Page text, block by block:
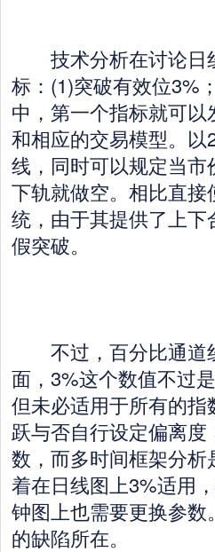
技术分析在讨论日
标：(1)突破有效位3%
中，第一个指标就可
和相应的交易模型。
线，同时可以规定当
下轨就做空。相比直
统，由于其提供了上
假突破。
不过，百分比通道
面，3%这个数值不过
但未必适用于所有的
跃与否自行设定偏离
数，而多时间框架分
着在日线图上3%适用
钟图上也需要更换参
的缺陷所在。